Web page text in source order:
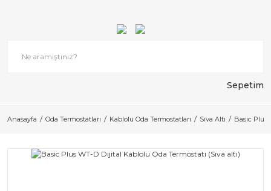
Sepetim
Anasayfa Oda Termostatları Kablolu Oda Termostatları Sıva Altı Basic Plus